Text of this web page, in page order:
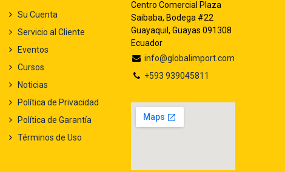
Su Cuenta
Servicio al Cliente
Eventos
Cursos
Noticias
Política de Privacidad
Política de Garantía
Términos de Uso
Centro Comercial Plaza
Saibaba, Bodega #22
Guayaquil, Guayas 091308
Ecuador
info@globalimport.com
+593 939045811